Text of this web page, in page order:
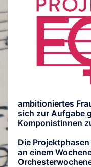
ambitioniertes
sich zur Aufgabe
Komponistinnen
Die
an einem